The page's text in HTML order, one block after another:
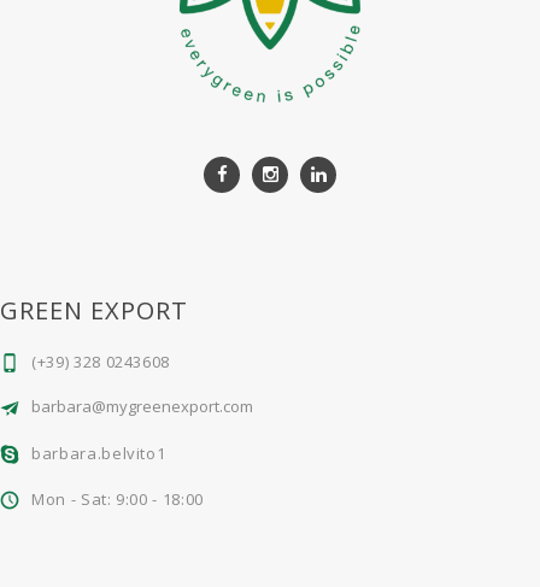
GREEN EXPORT
(+39) 328 0243608
barbara@mygreenexport.com
barbara.belvito1
Mon - Sat: 9:00 - 18:00